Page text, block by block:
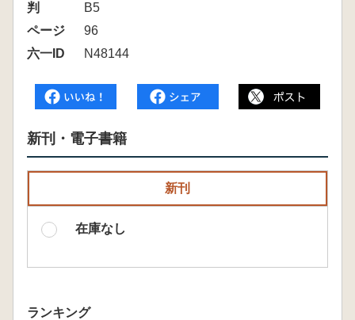
判
B5
ページ
96
六一ID
N48144
新刊・電子書籍
新刊
在庫なし
ランキング